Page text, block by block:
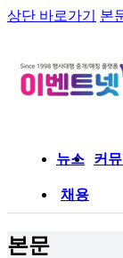
상단 바로가기 본
뉴스 커
채용
본문